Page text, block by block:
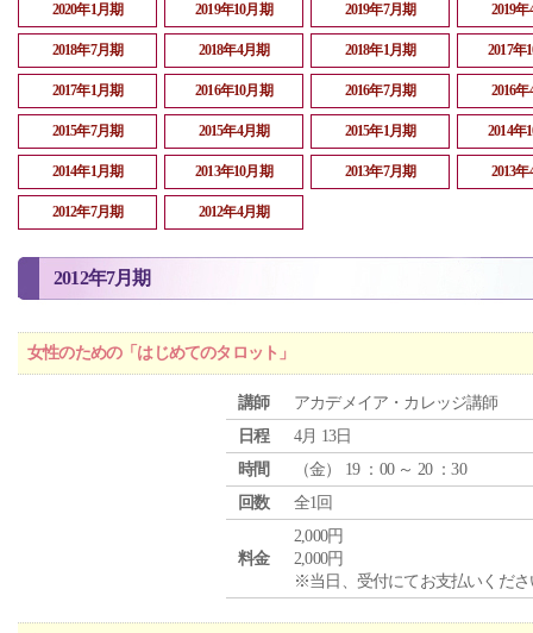
2020年1月期 2019年10月期 2019年7月期 2019
2018年7月期 2018年4月期 2018年1月期 2017年
2017年1月期 2016年10月期 2016年7月期 2016
2015年7月期 2015年4月期 2015年1月期 2014年
2014年1月期 2013年10月期 2013年7月期 2013
2012年7月期 2012年4月期
2012年7月期
女性のための「はじめてのタロット」
講師
アカデメイア・カレッジ講師
日程
4月 13日
時間
（金） 19 ：00 ～ 20 ：30
回数
全1回
料金
2,000円
2,000円
※当日、受付にてお支払いくださ